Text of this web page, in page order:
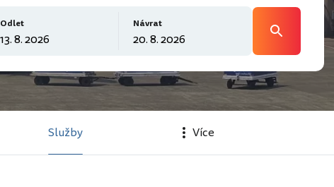
Odlet Návrat
Služby Více